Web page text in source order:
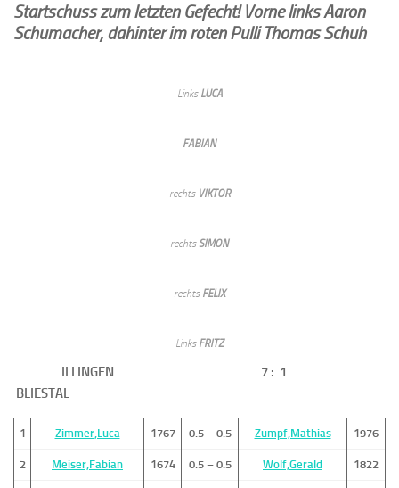
Startschuss zum letzten Gefecht! Vorne links Aaron
Schumacher, dahinter im roten Pulli Thomas Schuh
Links LUCA
FABIAN
rechts VIKTOR
rechts SIMON
rechts FELIX
Links FRITZ
ILLINGEN 7 : 1
BLIESTAL
1 Zimmer,Luca 1767 0.5 – 0.5 Zumpf,Mathias 1976
2 Meiser,Fabian 1674 0.5 – 0.5 Wolf,Gerald 1822